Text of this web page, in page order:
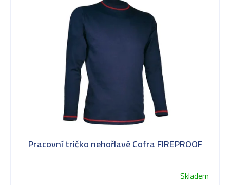
Pracovní tričko nehořlavé Cofra FIREPROOF
Skladem